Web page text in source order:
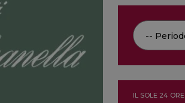
IL SOLE 24 ORE